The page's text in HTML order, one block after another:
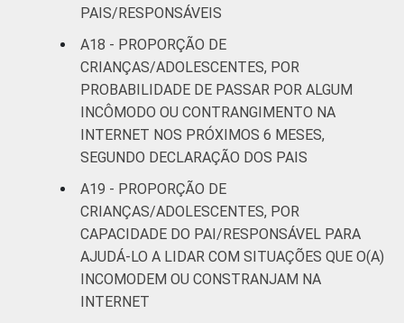
PAIS/RESPONSÁVEIS
A18 - PROPORÇÃO DE
CRIANÇAS/ADOLESCENTES, POR
PROBABILIDADE DE PASSAR POR ALGUM
INCÔMODO OU CONTRANGIMENTO NA
INTERNET NOS PRÓXIMOS 6 MESES,
SEGUNDO DECLARAÇÃO DOS PAIS
A19 - PROPORÇÃO DE
CRIANÇAS/ADOLESCENTES, POR
CAPACIDADE DO PAI/RESPONSÁVEL PARA
AJUDÁ-LO A LIDAR COM SITUAÇÕES QUE O(A)
INCOMODEM OU CONSTRANJAM NA
INTERNET